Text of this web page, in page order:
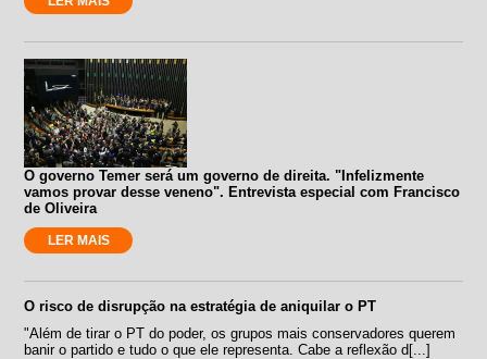
O governo Temer será um governo de direita. "Infelizmente
vamos provar desse veneno". Entrevista especial com Francisco
de Oliveira
LER MAIS
O risco de disrupção na estratégia de aniquilar o PT
"Além de tirar o PT do poder, os grupos mais conservadores querem
banir o partido e tudo o que ele representa. Cabe a reflexão d[...]